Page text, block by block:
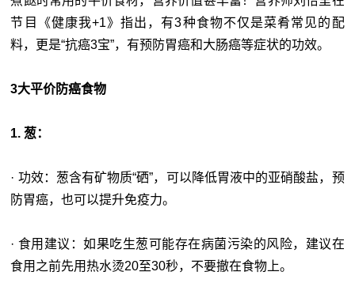
节目《健康我+1》指出，有3种食物不仅是菜肴常见的配
料，更是“抗癌3宝”，有预防胃癌和大肠癌等症状的功效。
3大平价防癌食物
1. 葱：
· 功效：葱含有矿物质“硒”，可以降低胃液中的亚硝酸盐，预
防胃癌，也可以提升免疫力。
· 食用建议：如果吃生葱可能存在病菌污染的风险，建议在
食用之前先用热水烫20至30秒，不要撤在食物上。